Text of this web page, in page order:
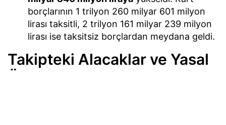
borçlarının 1 trilyon 260 milyar 601 milyon
lirası taksitli, 2 trilyon 161 milyar 239 milyon
lirası ise taksitsiz borçlardan meydana geldi.
Takipteki Alacaklar ve Yasal